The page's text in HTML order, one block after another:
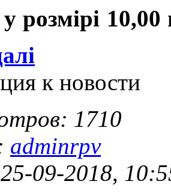
розмірі
к новости
1710
adminrpv
09-2018,